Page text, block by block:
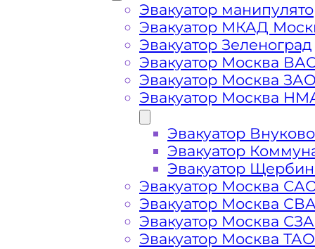
Вызвать
Эвакуатор
Эвакуатор МКАД
Эвакуатор Зеленоград
Эвакуатор Москва
Эвакуатор Москва
Эвакуатор Москва
Эвакуатор Внуково
Эвакуатор
Эвакуатор
Эвакуатор Москва
Эвакуатор Москва
Эвакуатор Москва
Эвакуатор Москва ТАО